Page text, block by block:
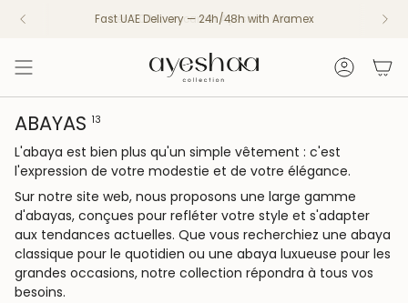
de
Fast UAE Delivery — 24h/48h with Aramex
Dès 200€, un carnet Ayeshaa offert
Compte
ABAYAS 13
L'abaya est bien plus qu'un simple vêtement : c'est
l'expression de votre modestie et de votre élégance.
Sur notre site web, nous proposons une large gamme
d'abayas, conçues pour refléter votre style et s'adapter
aux tendances actuelles. Que vous recherchiez une abaya
classique pour le quotidien ou une abaya luxueuse pour les
grandes occasions, notre collection répondra à tous vos
besoins.